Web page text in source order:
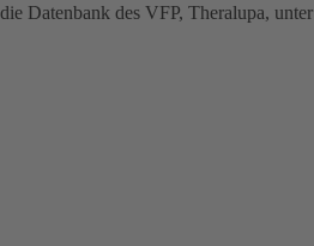
Datenbank des VFP, Theralupa, unter